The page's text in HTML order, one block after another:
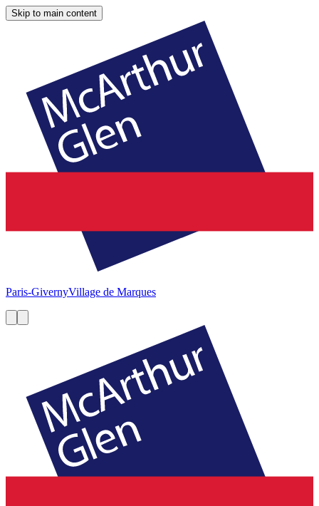
Skip to main content
Paris-GivernyVillage de Marques